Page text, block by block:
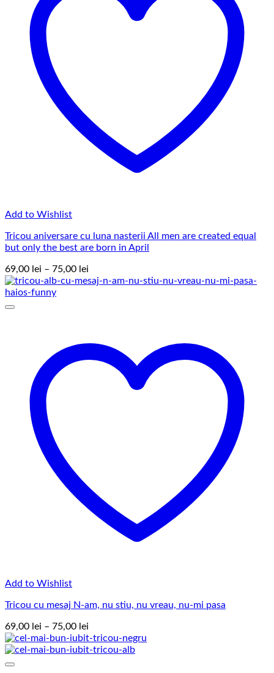
Add to Wishlist
Tricou aniversare cu luna nasterii All men are created equal
but only the best are born in April
69,00 lei – 75,00 lei
de
Add to Wishlist
Tricou cu mesaj N-am, nu stiu, nu vreau, nu-mi pasa
69,00 lei – 75,00 lei
de
prețuri: